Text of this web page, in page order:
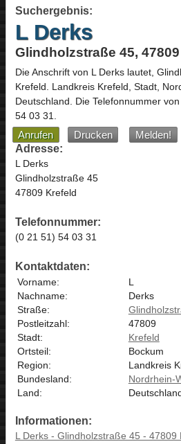
Suchergebnis:
L Derks
Glindholzstraße 45,
Die Anschrift von L Derkslautet,
Krefeld. Landkreis Krefeld, Stadt,
Deutschland. Die Telefonnummer
54 03 31.
Anrufen Drucken Melden!
Adresse:
L Derks
Glindholzstraße 45
47809 Krefeld
Telefonnummer:
(0 21 51) 54 03 31
Kontaktdaten:
Vorname:
L
Nachname:
Derks
Straße:
Postleitzahl:
47809
Stadt:
Krefeld
Ortsteil:
Bockum
Region:
Landkreis
Bundesland:
Nordrhein-
Land:
Informationen:
L Derks - Glindholzstraße 45 - 47809